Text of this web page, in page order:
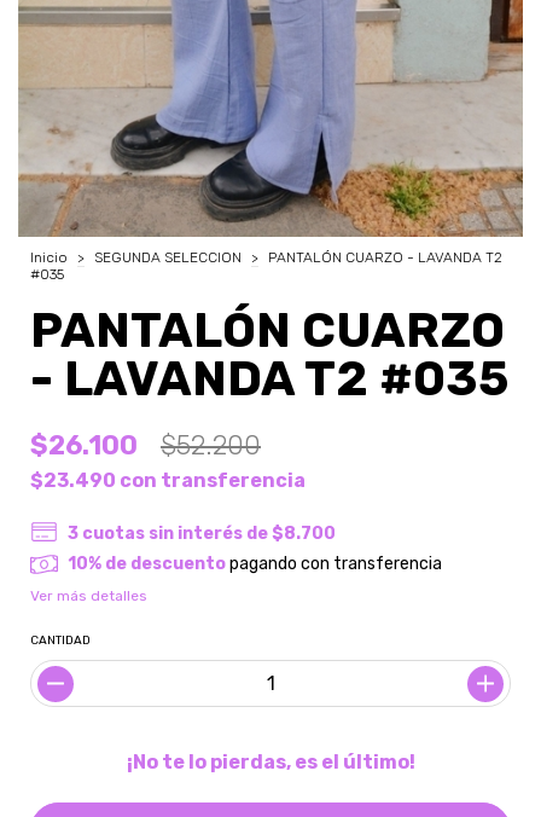
Inicio > SEGUNDA SELECCION >
PANTALÓN CUARZO - LAVANDA T2
#035
PANTALÓN CUARZO
- LAVANDA T2 #035
$26.100 $52.200
$23.490 con transferencia
3 cuotas sin interés de$8.700
10% de descuentopagando con transferencia
Ver más detalles
CANTIDAD
¡No te lo pierdas, es el último!